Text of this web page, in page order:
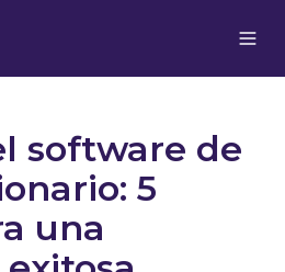
software de
5
una